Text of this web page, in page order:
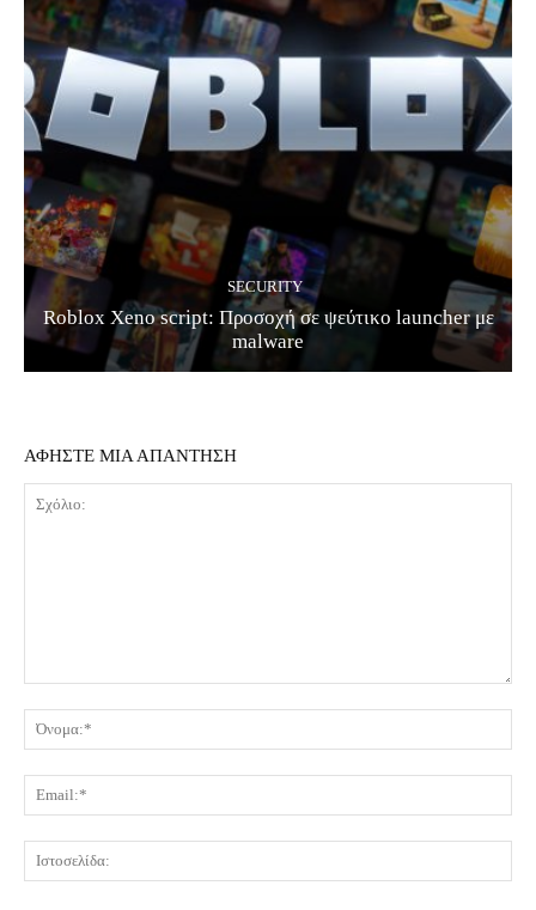
SECURITY
Roblox Xeno script: Προσοχή σε ψεύτικο launcher με
malware
ΑΦΗΣΤΕ ΜΙΑ ΑΠΑΝΤΗΣΗ